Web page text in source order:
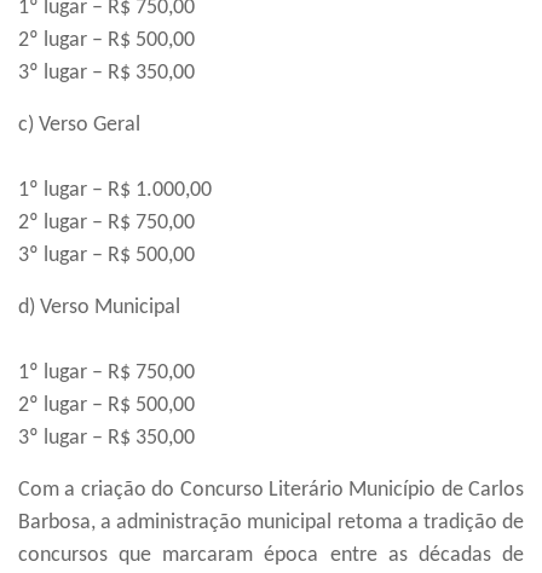
1º lugar – R$ 750,00
2º lugar – R$ 500,00
3º lugar – R$ 350,00
c) Verso Geral
1º lugar – R$ 1.000,00
2º lugar – R$ 750,00
3º lugar – R$ 500,00
d) Verso Municipal
1º lugar – R$ 750,00
2º lugar – R$ 500,00
3º lugar – R$ 350,00
Com a criação do Concurso Literário Município de Carlos
Barbosa, a administração municipal retoma a tradição de
concursos que marcaram época entre as décadas de